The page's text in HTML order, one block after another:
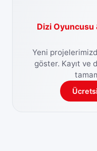
Dizi Oyuncusu
Yeni
göster. Kayıt ve